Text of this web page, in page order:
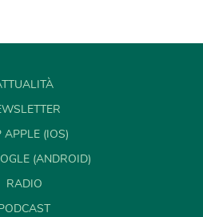
APPLE (IOS)
(ANDROID)
RADIO